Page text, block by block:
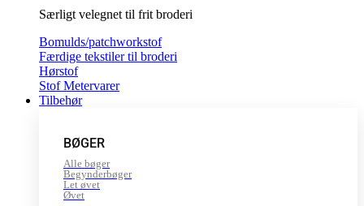
Særligt velegnet til frit broderi
Bomulds/patchworkstof
Færdige tekstiler til broderi
Hørstof
Stof Metervarer
Tilbehør
BØGER
Alle bøger
Begynderbøger
Let øvet
Øvet